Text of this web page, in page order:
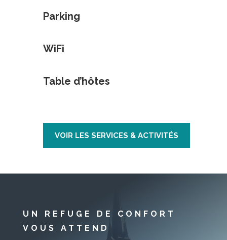
Parking
WiFi
Table d’hôtes
VOIR LES SERVICES & ACTIVITÉS
UN REFUGE DE CONFORT
VOUS ATTEND